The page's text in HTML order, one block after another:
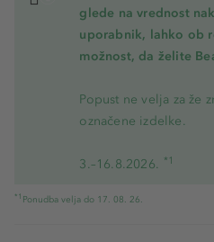
glede na vrednost
uporabnik, lahko ob
možnost, da želite
Popust ne velja za že
označene izdelke.
3.–16.8.2026. *1
*1 Ponudba velja do 17. 08. 26.